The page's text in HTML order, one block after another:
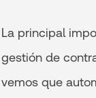
La principal
gestión de
vemos que